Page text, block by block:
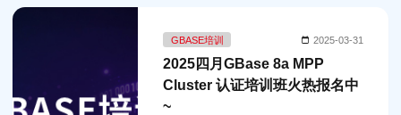
GBASE培训 2025-03-31
2025四月GBase 8a MPP
Cluster 认证培训班火热报名中
~